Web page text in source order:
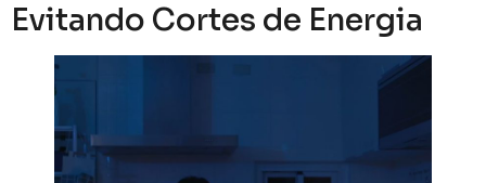
Evitando Cortes de Energia